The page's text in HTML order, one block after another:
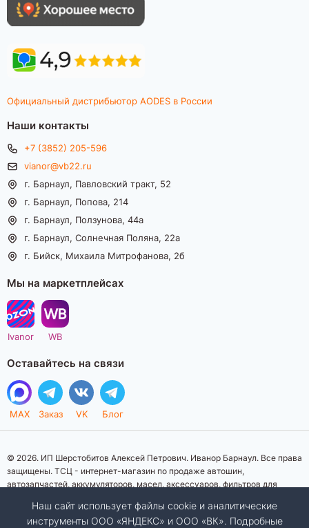
Официальный дистрибьютор AODES в России
Наши контакты
+7 (3852) 205-596
vianor@vb22.ru
г. Барнаул, Павловский тракт, 52
г. Барнаул, Попова, 214
г. Барнаул, Ползунова, 44а
г. Барнаул, Солнечная Поляна, 22а
г. Бийск, Михаила Митрофанова, 2б
Мы на маркетплейсах
Ivanor WB
Оставайтесь на связи
MAX Заказ VK Блог
© 2026. ИП Шерстобитов Алексей Петрович. Иванор Барнаул. Все права
защищены. ТСЦ - интернет-магазин по продаже автошин,
автозапчастей, аккумуляторов, масел, аксессуаров, фильтров для
информационный характер. Представленная информация о товарах, их
стоимости, характеристик, фото, наличия на складе ни при каких
Наш сайт использует файлы cookie и аналитические
инструменты ООО «ЯНДЕКС» и ООО «ВК». Подробные